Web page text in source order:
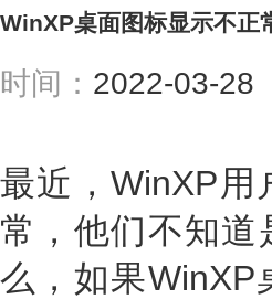
WinXP桌面图标显示不正
时间： 2022-03-
最近，WinXP
常，他们不知
么，如果